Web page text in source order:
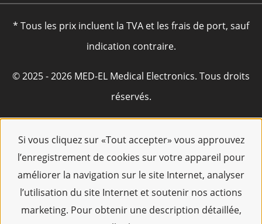
Si vous cliquez sur «Tout accepter» vous approuvez
l’enregistrement de cookies sur votre appareil pour
améliorer la navigation sur le site Internet, analyser
l’utilisation du site Internet et soutenir nos actions
marketing. Pour obtenir une description détaillée,
* Tous les prix incluent la TVA et les frais de port, sauf
indication contraire.
© 2025 - 2026 MED-EL Medical Electronics. Tous droits
réservés.